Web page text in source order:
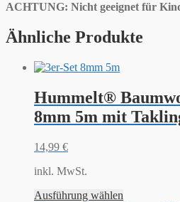
ACHTUNG: Nicht geeignet für
Ähnliche Produkte
Hummelt®
8mm 5m mit
14,99 €
inkl. MwSt.
Ausführung wählen